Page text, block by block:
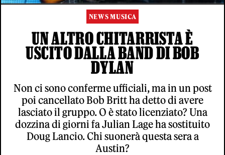
NEWS MUSICA
UN ALTRO CHITARRISTA È
USCITO DALLA BAND DI BOB
DYLAN
Non ci sono conferme ufficiali, ma in un post
poi cancellato Bob Britt ha detto di avere
lasciato il gruppo. O è stato licenziato? Una
dozzina di giorni fa Julian Lage ha sostituito
Doug Lancio. Chi suonerà questa sera a
Austin?